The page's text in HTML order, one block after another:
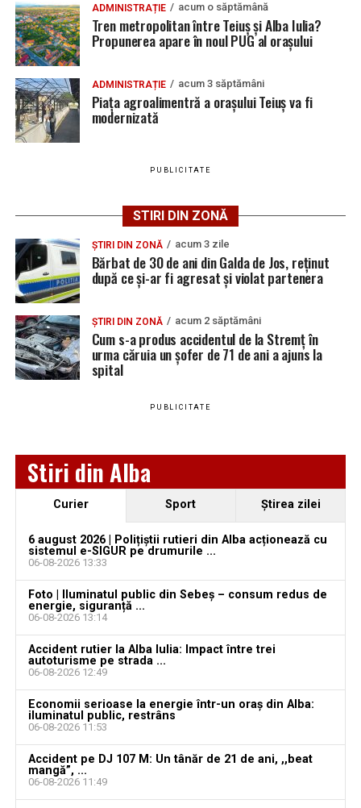
Urmărește Ziarul Unirea pe Social Media
YouTube WhatsApp
Ultimele știri din Teiuș
păgubită susține că ancheta bate pasul pe loc, la
aproape o lună de la spargere
Locuri de muncă în Sântimbru, disponibile la 4
august 2026. AJOFM Alba a publicat lista posturilor
vacante
Locuri de muncă în Galda de Jos, disponibile la 4
august 2026. AJOFM Alba a publicat lista posturilor
vacante
Locuri de muncă în Teiuș, disponibile la 4 august
2026. AJOFM Alba a publicat lista posturilor
ce și-ar fi agresat și violat partenera
denumirea posturilor vacante din Sântimbru, și datele
de contact ale angajatorilor, precum numere de telefon
și adrese de e-mail, pentru ca persoanele interesate să
poată solicita detalii despre condițiile de angajare,
programul de lucru și procesul de recrutare.
Mai jos puteți consulta lista completă a locurilor de
28 iulie 2026, precum și datele de contact ale
OCUPAŢIA
NR.
LMV
SC REMAT
PLUS SRL
LUCRATOR
SORTATOR DESEURI
10 0752172573
preferată pe Google
Urmărește Ziarul Unirea pe Social Media
YouTube Instagram
Ultimele știri din Teiuș
Jaf de peste 300.000 de euro, la Teiuș. Familia
păgubită susține că ancheta bate pasul pe loc, la
aproape o lună de la spargere
Locuri de muncă în Sântimbru, disponibile la 4
vacante
Locuri de muncă în Galda de Jos, disponibile la 4
august 2026. AJOFM Alba a publicat lista posturilor
ADMINISTRAȚIE acum o săptămână
Tren metropolitan între Teiuș și Alba Iulia?
Propunerea apare în noul PUG al orașului
ADMINISTRAȚIE acum 3 săptămâni
Piața agroalimentră a orașului Teiuș va fi
modernizată
PUBLICITATE
STIRI DIN ZONĂ
ȘTIRI DIN ZONĂ acum 3 zile
Bărbat de 30 de ani din Galda de Jos, reținut
după ce și-ar fi agresat și violat partenera
ȘTIRI DIN ZONĂ acum 2 săptămâni
Cum s-a produs accidentul de la Stremț în
urma căruia un șofer de 71 de ani a ajuns la
spital
PUBLICITATE
Stiri din Alba
Curier Sport Ştirea zilei
6 august 2026 | Polițiștii rutieri din Alba acționează cu
sistemul e-SIGUR pe drumurile ...
06-08-2026 13:33
Foto | Iluminatul public din Sebeș – consum redus de
energie, siguranță ...
06-08-2026 13:14
Accident rutier la Alba Iulia: Impact între trei
autoturisme pe strada ...
06-08-2026 12:49
Economii serioase la energie într-un oraș din Alba:
iluminatul public, restrâns
06-08-2026 11:53
Accident pe DJ 107 M: Un tânăr de 21 de ani, ,,beat
mangă”, ...
06-08-2026 11:49